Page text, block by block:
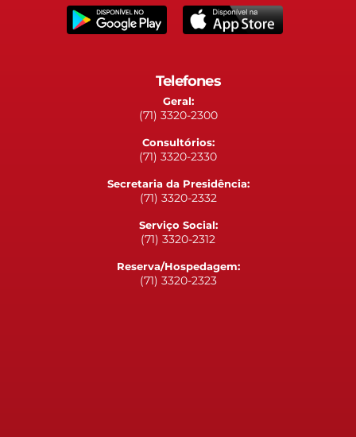
Telefones
Geral:
(71) 3320-2300
Consultórios:
(71) 3320-2330
Secretaria da Presidência:
(71) 3320-2332
Serviço Social:
(71) 3320-2312
Reserva/Hospedagem:
(71) 3320-2323